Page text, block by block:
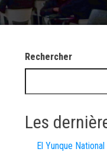
Rechercher
Les
El Yunque